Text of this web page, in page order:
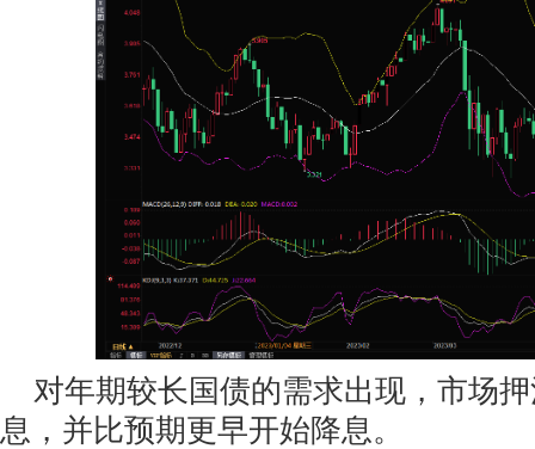
对年期较长国债的需求出现，市场
息，并比预期更早开始降息。